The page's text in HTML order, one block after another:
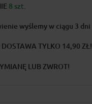
8 szt.
wyślemy w ciągu 3 dni
TYLKO 14,90 ZŁ!
LUB ZWROT!